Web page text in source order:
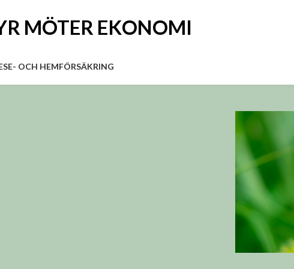
MÖTER EKONOMI
OCH HEMFÖRSÄKRING